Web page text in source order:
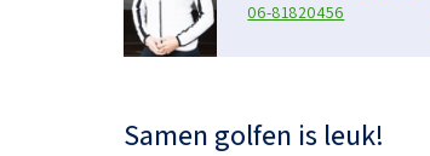
06-81820456
Samen golfen is leuk!